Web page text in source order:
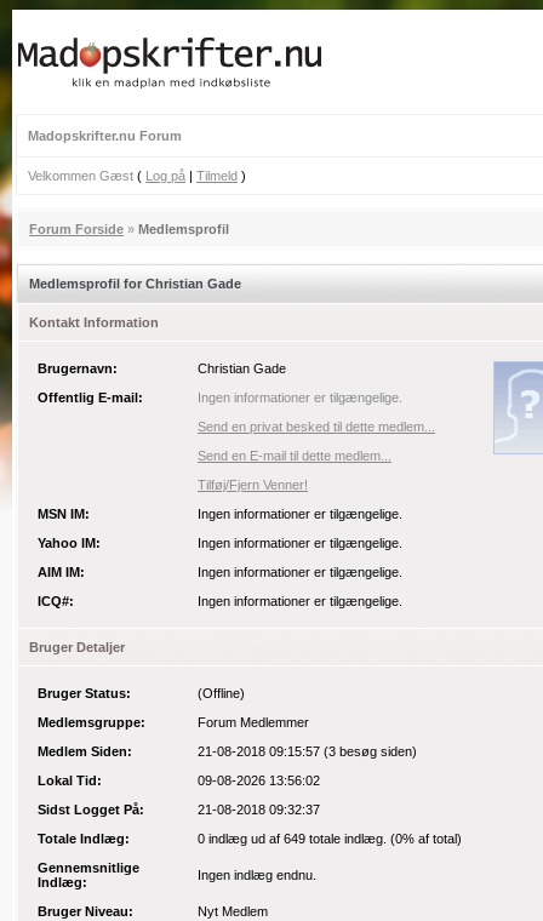
Madopskrifter.nu Forum
Velkommen Gæst ( Log på | Tilmeld )
Forum Forside » Medlemsprofil
Medlemsprofil for Christian Gade
Kontakt Information
Brugernavn:
Christian Gade
Offentlig E-mail:
Ingen informationer er tilgængelige.
Send en privat besked til dette medlem...
Send en E-mail til dette medlem...
Tilføj/Fjern Venner!
MSN IM:
Ingen informationer er tilgængelige.
Yahoo IM:
Ingen informationer er tilgængelige.
AIM IM:
Ingen informationer er tilgængelige.
ICQ#:
Ingen informationer er tilgængelige.
Bruger Detaljer
Bruger Status:
(Offline)
Medlemsgruppe:
Forum Medlemmer
Medlem Siden:
21-08-2018 09:15:57 (3 besøg siden)
Lokal Tid:
09-08-2026 13:56:02
Sidst Logget På:
21-08-2018 09:32:37
Totale Indlæg:
0 indlæg ud af 649 totale indlæg. (0% af total)
Gennemsnitlige
Indlæg:
Ingen indlæg endnu.
Bruger Niveau: Nyt Medlem